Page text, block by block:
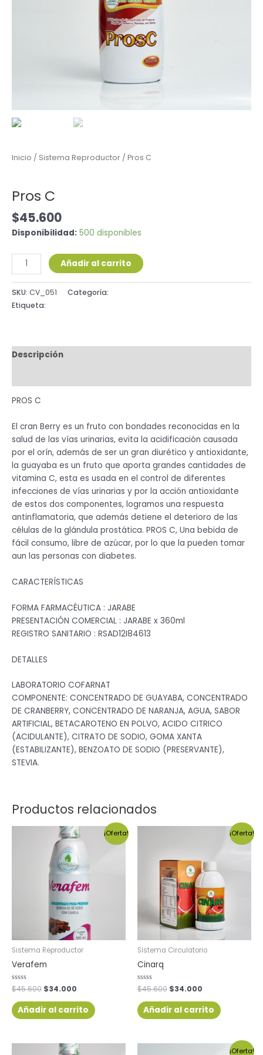
Inicio / Sistema Reproductor / Pros C
Pros C
$45.600
Disponibilidad: 500 disponibles
Añadir al carrito
SKU: CV_051 Categoría:
Etiqueta:
Descripción
PROS C
El cran Berry es un fruto con bondades reconocidas en la
salud de las vías urinarias, evita la acidificación causada
por el orín, además de ser un gran diurético y antioxidante,
la guayaba es un fruto que aporta grandes cantidades de
vitamina C, esta es usada en el control de diferentes
infecciones de vías urinarias y por la acción antioxidante
de estos dos componentes, logramos una respuesta
antinflamatoria, que además detiene el deterioro de las
células de la glándula prostática. PROS C, Una bebida de
fácil consumo, libre de azúcar, por lo que la pueden tomar
aun las personas con diabetes.
CARACTERÍSTICAS
FORMA FARMACÉUTICA : JARABE
PRESENTACIÓN COMERCIAL : JARABE x 360ml
REGISTRO SANITARIO : RSAD12I84613
DETALLES
LABORATORIO COFARNAT
COMPONENTE: CONCENTRADO DE GUAYABA, CONCENTRADO
DE CRANBERRY, CONCENTRADO DE NARANJA, AGUA, SABOR
ARTIFICIAL, BETACAROTENO EN POLVO, ACIDO CITRICO
(ACIDULANTE), CITRATO DE SODIO, GOMA XANTA
(ESTABILIZANTE), BENZOATO DE SODIO (PRESERVANTE),
STEVIA.
Productos relacionados
¡Oferta!
Sistema Reproductor
Verafem
Valorado
con
de
5
$45.600 $34.000
Añadir al carrito
¡Oferta!
Sistema Circulatorio
Cinarq
Valorado
con
de
5
$45.600 $34.000
Añadir al carrito
¡Oferta!